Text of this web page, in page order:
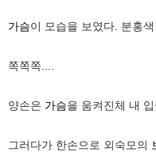
가슴이 모습을 보였다. 분홍
쪽쪽쪽....
양손은 가슴을 움켜진체 내
그러다가 한손으로 외숙모의